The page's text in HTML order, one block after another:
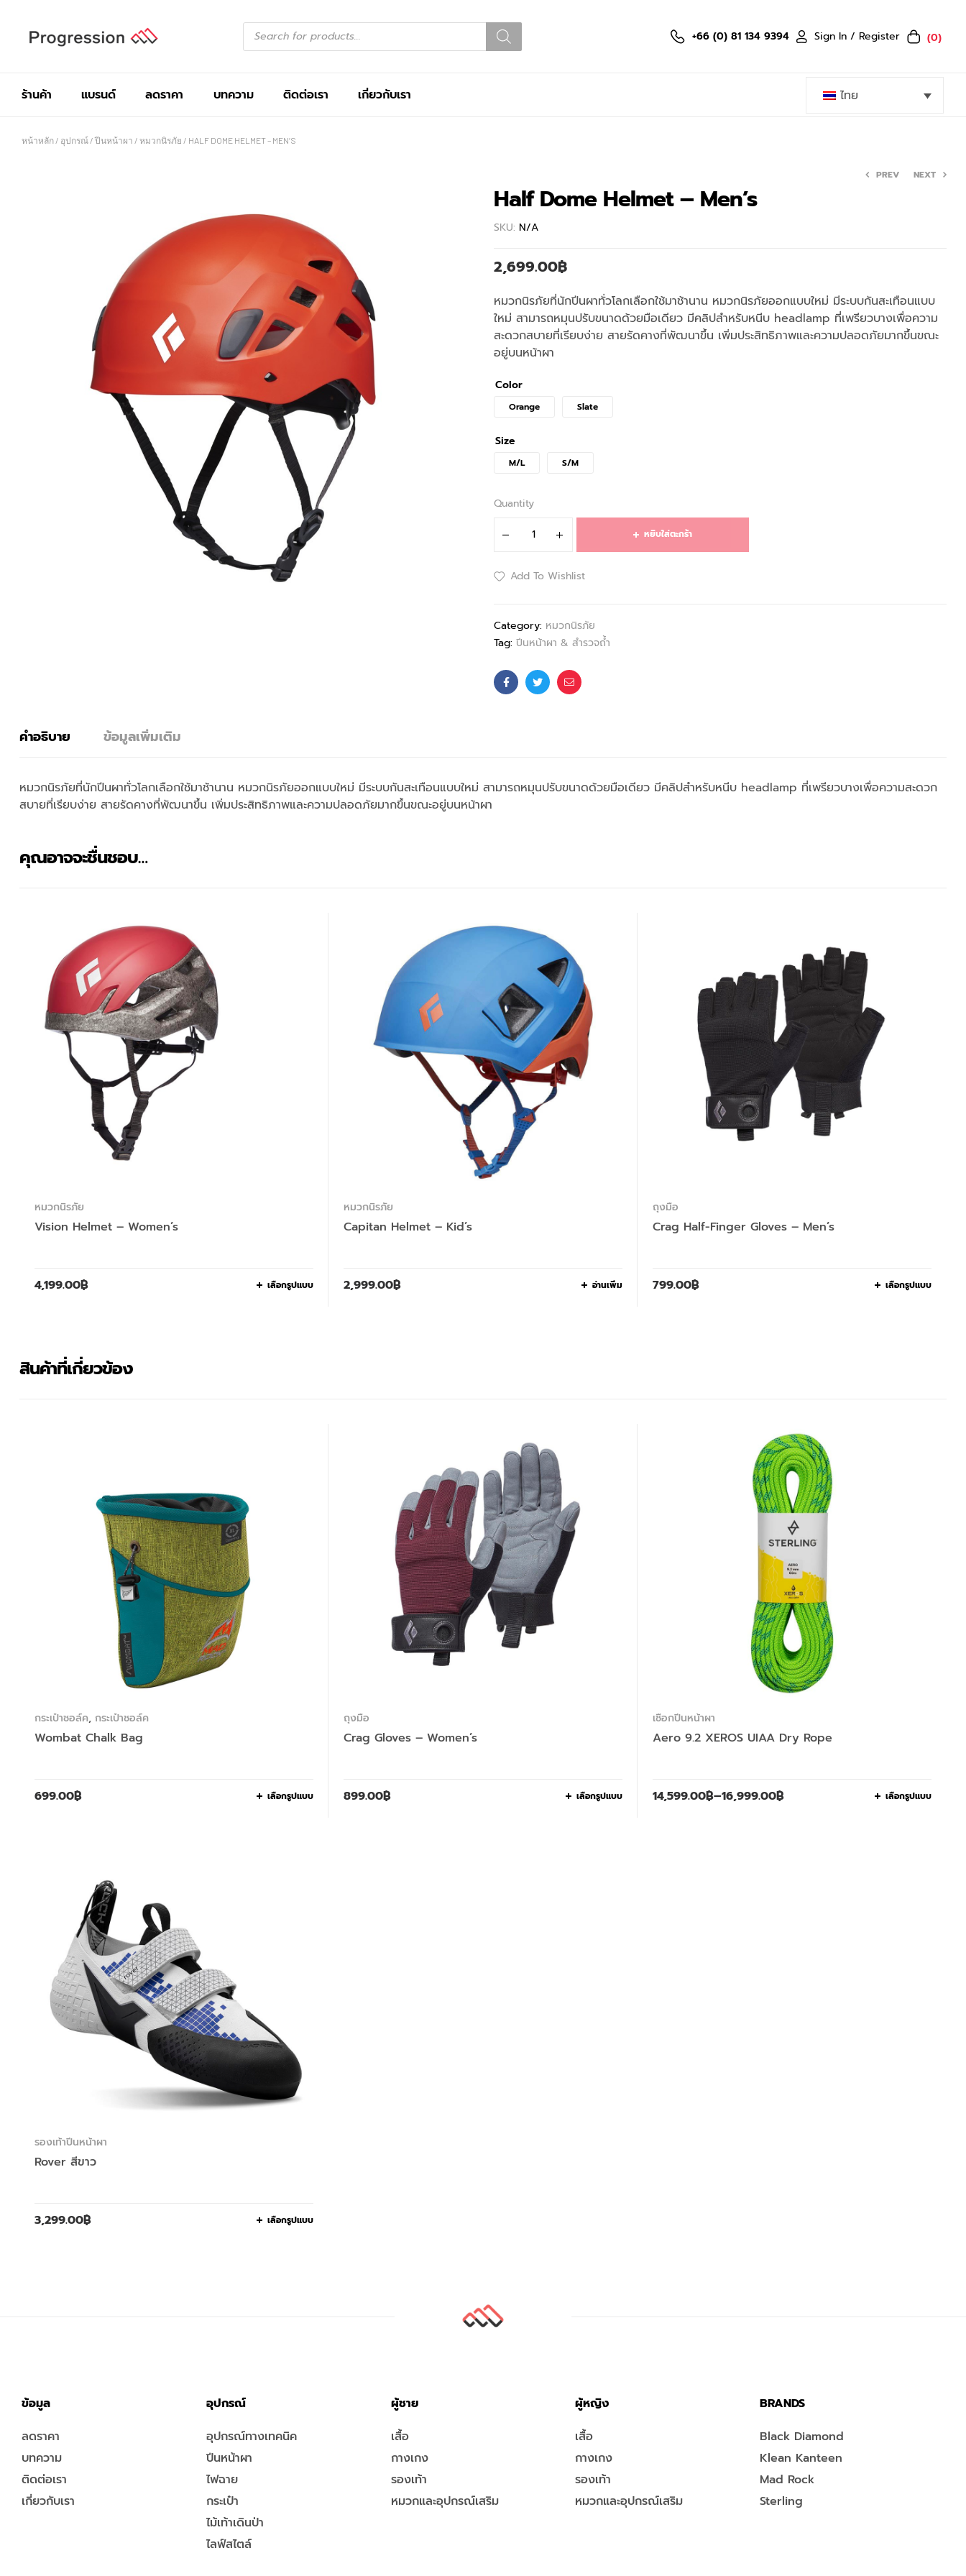
+66 (0) 81 134 9394 Sign In / Register (0)
ร้านค้า แบรนด์ ลดราคา บทความ ติดต่อเรา เกี่ยวกับเรา ไทย
หน้าหลัก / อุปกรณ์ /ปีนหน้าผา / หมวกนิรภัย / HALF DOME HELMET – MEN’S
PREV NEXT
Half Dome Helmet – Men’s
SKU: N/A
2,699.00฿
หมวกนิรภัยที่นักปีนผาทั่วโลกเลือกใช้มาช้านาน หมวกนิรภัยออกแบบใหม่ มีระบบกันสะเทือนแบบ
ใหม่ สามารถหมุนปรับขนาดด้วยมือเดียว มีคลิปสำหรับหนีบ headlamp ที่เพรียวบางเพื่อความ
สะดวกสบายที่เรียบง่าย สายรัดคางที่พัฒนาขึ้น เพิ่มประสิทธิภาพและความปลอดภัยมากขึ้นขณะ
อยู่บนหน้าผา
Color
Orange Slate
Size
M/L S/M
Quantity
หยิบใส่ตะกร้า
Add To Wishlist
Category: หมวกนิรภัย
Tag: ปีนหน้าผา & สำรวจถ้ำ
FacebookTwitterEmail
คำอธิบาย ข้อมูลเพิ่มเติม
หมวกนิรภัยที่นักปีนผาทั่วโลกเลือกใช้มาช้านาน หมวกนิรภัยออกแบบใหม่ มีระบบกันสะเทือนแบบใหม่ สามารถหมุนปรับขนาดด้วยมือเดียว มีคลิปสำหรับหนีบ headlamp ที่เพรียวบางเพื่อความสะดวก
สบายที่เรียบง่าย สายรัดคางที่พัฒนาขึ้น เพิ่มประสิทธิภาพและความปลอดภัยมากขึ้นขณะอยู่บนหน้าผา
คุณอาจจะชื่นชอบ…
หมวกนิรภัย
Vision Helmet – Women’s
4,199.00฿ เลือกรูปแบบ
หมวกนิรภัย
Capitan Helmet – Kid’s
2,999.00฿ อ่านเพิ่ม
ถุงมือ
Crag Half-Finger Gloves – Men’s
799.00฿ เลือกรูปแบบ
สินค้าที่เกี่ยวข้อง
กระเป๋าชอล์ค, กระเป๋าชอล์ค
Wombat Chalk Bag
699.00฿ เลือกรูปแบบ
ถุงมือ
Crag Gloves – Women’s
899.00฿ เลือกรูปแบบ
เชือกปีนหน้าผา
Aero 9.2 XEROS UIAA Dry Rope
14,599.00฿–16,999.00฿ เลือกรูปแบบ
รองเท้าปีนหน้าผา
Rover สีขาว
3,299.00฿ เลือกรูปแบบ
ข้อมูล
ลดราคา
บทความ
ติดต่อเรา
เกี่ยวกับเรา
อุปกรณ์
อุปกรณ์ทางเทคนิค
ปีนหน้าผา
ไฟฉาย
กระเป๋า
ไม้เท้าเดินป่า
ไลฟ์สไตล์
ผู้ชาย
เสื้อ
กางเกง
รองเท้า
หมวกและอุปกรณ์เสริม
ผู้หญิง
เสื้อ
กางเกง
รองเท้า
หมวกและอุปกรณ์เสริม
BRANDS
Black Diamond
Klean Kanteen
Mad Rock
Sterling